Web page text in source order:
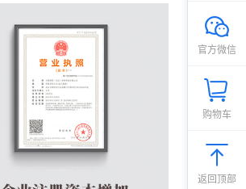
官方微信
购物车
返回顶部